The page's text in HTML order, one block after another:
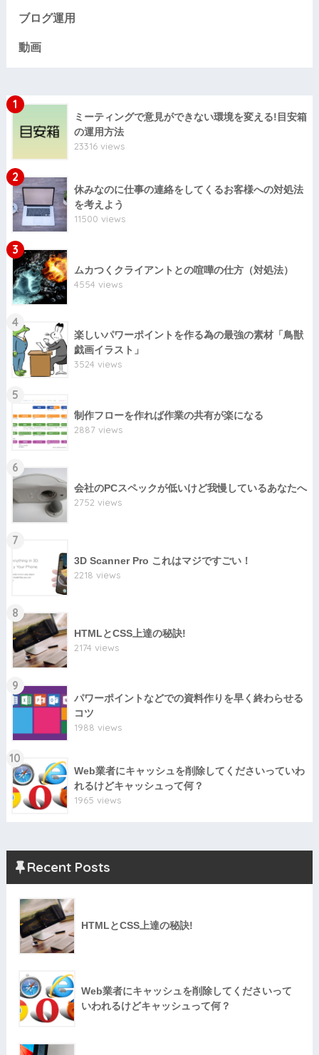
ブログ運用
動画
1
ミーティングで意見ができない環境を変える!目安箱
の運用方法
23316 views
2
休みなのに仕事の連絡をしてくるお客様への対処法
を考えよう
11500 views
3
ムカつくクライアントとの喧嘩の仕方（対処法）
4554 views
4
楽しいパワーポイントを作る為の最強の素材「鳥獣
戯画イラスト」
3524 views
5
制作フローを作れば作業の共有が楽になる
2887 views
6
会社のPCスペックが低いけど我慢しているあなたへ
2752 views
7
3D Scanner Pro これはマジですごい！
2218 views
8
HTMLとCSS上達の秘訣!
2174 views
9
パワーポイントなどでの資料作りを早く終わらせる
コツ
1988 views
10
Web業者にキャッシュを削除してくださいっていわ
れるけどキャッシュって何？
1965 views
Recent Posts
HTMLとCSS上達の秘訣!
Web業者にキャッシュを削除してくださいって
いわれるけどキャッシュって何？